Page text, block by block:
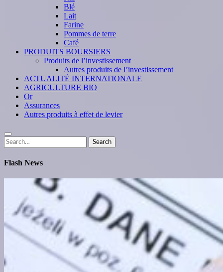
Blé
Lait
Farine
Pommes de terre
Café
PRODUITS BOURSIERS
Produits de l’investissement
Autres produits de l’investissement
ACTUALITÉ INTERNATIONALE
AGRICULTURE BIO
Or
Assurances
Autres produits à effet de levier
Search
for:
Search
Flash News